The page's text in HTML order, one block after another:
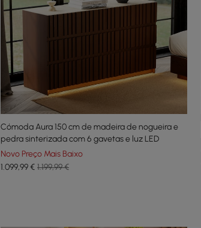
Cómoda Aura 150 cm de madeira de nogueira e
pedra sinterizada com 6 gavetas e luz LED
Novo Preço Mais Baixo
1.099,99€ 1.199,99 €